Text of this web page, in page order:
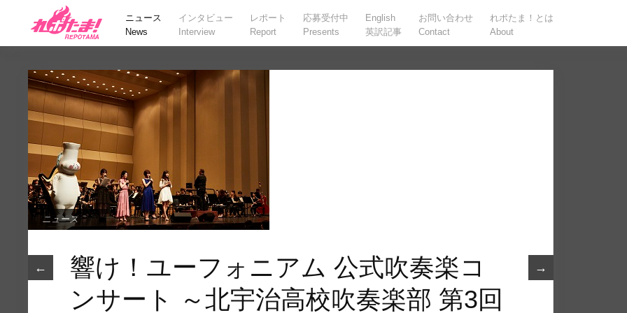
ニュース
News
インタビュー
Interview
レポート
Report
応募受付中
Presents
English
英訳記事
お問い合わせ
Contact
れポたま！とは
About
ニュース
← →
響け！ユーフォニアム 公式吹奏楽コ
ンサート ～北宇治高校吹奏楽部 第3回